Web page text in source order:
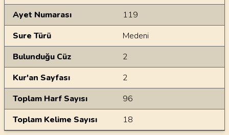
Ayet Numarası
119
Sure Türü
Medeni
Bulunduğu Cüz
2
Kur'an Sayfası
2
Toplam Harf Sayısı
96
Toplam Kelime Sayısı
18